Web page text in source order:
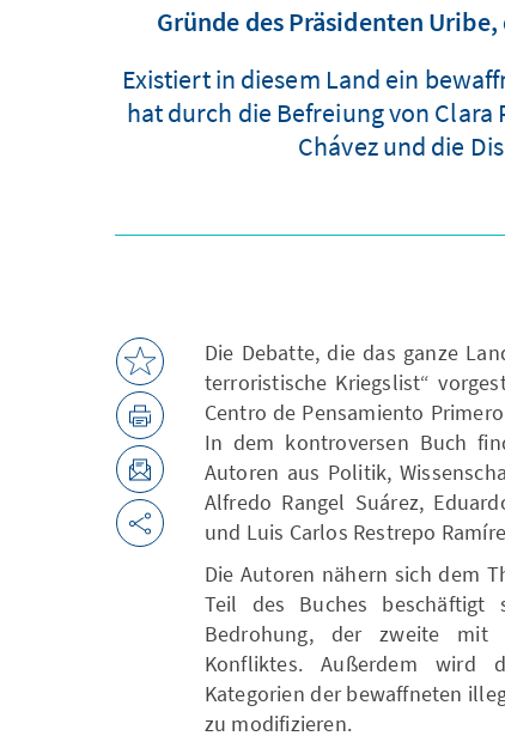
Gründe des Präsidenten
Existiert in diesem Land ein
hat durch die Befreiung von Clara
Chávez und die
Die Debatte, die das ganze
terroristische Kriegslist“
Centro de Pensamiento
In dem kontroversen Buch
Autoren aus Politik,
Alfredo Rangel Suárez,
und Luis Carlos Restrepo
Die Autoren nähern sich dem
Teil des Buches beschäftigt
Bedrohung, der zweite mit
Konfliktes. Außerdem wird
Kategorien der bewaffneten
zu modifizieren.